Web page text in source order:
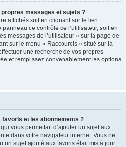
messages et sujets ?
affichés soit en cliquant sur le lien
de contrôle de l’utilisateur, soit en
messages de l’utilisateur » sur la page de
sur le menu « Raccourcis » situé sur la
une recherche de vos propres
et remplissez convenablement les options
et les abonnements ?
vous permettait d’ajouter un sujet aux
dans votre navigateur internet. Vous ne
sujet ajouté aux favoris était mis à jour.